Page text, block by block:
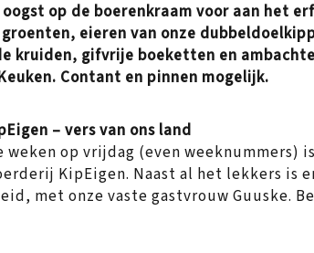
oogst op de boerenkraam voor aan het
eieren van onze
kruiden, gifvrije boeketten en
Contant en pinnen mogelijk.
– vers van ons land
weken op vrijdag (even weeknummers)
KipEigen. Naast al het lekkers is
met onze vaste gastvrouw Guuske.